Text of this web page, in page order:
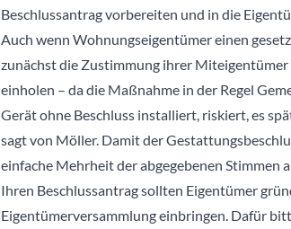
Beschlussantrag vorbereiten und in die
Auch wenn Wohnungseigentümer einen
zunächst die Zustimmung ihrer
einholen – da die Maßnahme in der Regel
Gerät ohne Beschluss installiert, riskiert, es
sagt von Möller. Damit der
einfache Mehrheit der abgegebenen Stimmen
Ihren Beschlussantrag sollten Eigentümer
Eigentümerversammlung einbringen. Dafür